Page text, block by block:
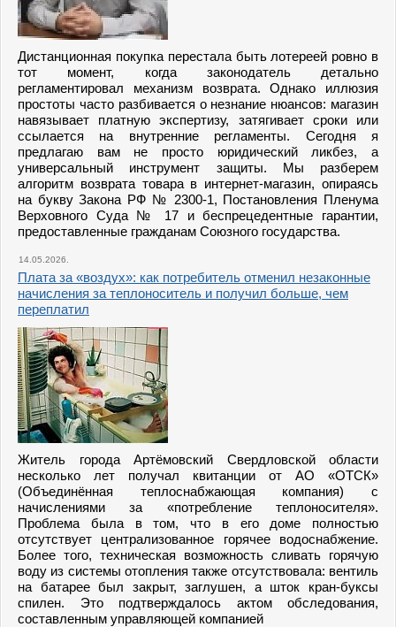
Дистанционная покупка перестала быть лотереей ровно в
тот момент, когда законодатель детально
регламентировал механизм возврата. Однако иллюзия
простоты часто разбивается о незнание нюансов: магазин
навязывает платную экспертизу, затягивает сроки или
ссылается на внутренние регламенты. Сегодня я
предлагаю вам не просто юридический ликбез, а
универсальный инструмент защиты. Мы разберем
алгоритм возврата товара в интернет-магазин, опираясь
на букву Закона РФ № 2300-1, Постановления Пленума
Верховного Суда № 17 и беспрецедентные гарантии,
предоставленные гражданам Союзного государства.
14.05.2026.
Плата за «воздух»: как потребитель отменил незаконные
начисления за теплоноситель и получил больше, чем
переплатил
Житель города Артёмовский Свердловской области
несколько лет получал квитанции от АО «ОТСК»
(Объединённая теплоснабжающая компания) с
начислениями за «потребление теплоносителя».
Проблема была в том, что в его доме полностью
отсутствует централизованное горячее водоснабжение.
Более того, техническая возможность сливать горячую
воду из системы отопления также отсутствовала: вентиль
на батарее был закрыт, заглушен, а шток кран-буксы
спилен. Это подтверждалось актом обследования,
составленным управляющей компанией